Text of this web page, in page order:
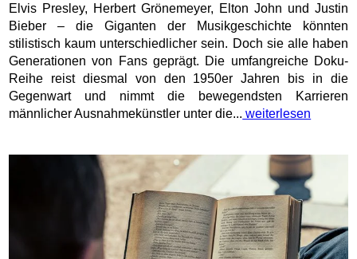
Elvis Presley, Herbert Grönemeyer, Elton John und Justin
Bieber – die Giganten der Musikgeschichte könnten
stilistisch kaum unterschiedlicher sein. Doch sie alle haben
Generationen von Fans geprägt. Die umfangreiche Doku-
Reihe reist diesmal von den 1950er Jahren bis in die
Gegenwart und nimmt die bewegendsten Karrieren
männlicher Ausnahmekünstler unter die... weiterlesen